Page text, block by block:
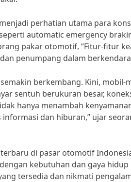
perhatian utama para
automatic emergency
pakar otomotif, “Fitur-fitur
penumpang dalam
berkembang. Kini, mobil-
sentuh berukuran besar,
hanya menambah
dan hiburan,” ujar
di pasar otomotif
kebutuhan dan gaya hidup
tersedia dan nikmati